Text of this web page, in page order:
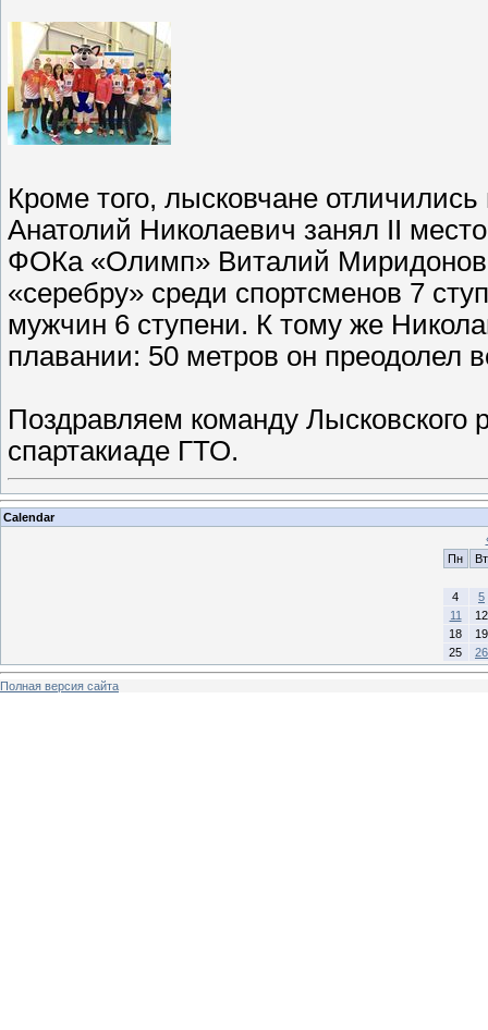
Кроме того, лысковчане
Анатолий Николаевич занял II
ФОКа «Олимп» Виталий Миридонов
«серебру» среди спортсменов 7
мужчин 6 ступени. К тому же
плавании: 50 метров он преодолел
Поздравляем команду
спартакиаде ГТО.
Calendar
Пн
Вт
4
5
11
12
18
19
25
26
Полная версия сайта